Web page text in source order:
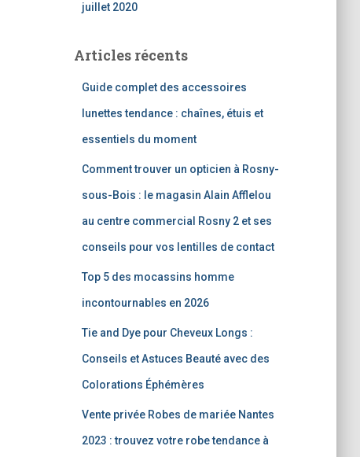
juillet 2020
Articles récents
Guide complet des accessoires
lunettes tendance : chaînes, étuis et
essentiels du moment
Comment trouver un opticien à Rosny-
sous-Bois : le magasin Alain Afflelou
au centre commercial Rosny 2 et ses
conseils pour vos lentilles de contact
Top 5 des mocassins homme
incontournables en 2026
Tie and Dye pour Cheveux Longs :
Conseils et Astuces Beauté avec des
Colorations Éphémères
Vente privée Robes de mariée Nantes
2023 : trouvez votre robe tendance à